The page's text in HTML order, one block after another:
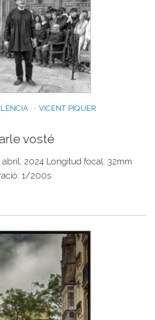
- VICENT PIQUER
vosté
2024 Longitud focal: 32mm
1/200s